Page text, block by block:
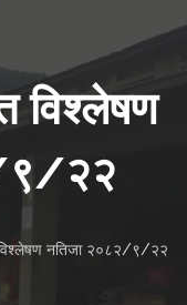
विश्लेषण
९/२२
नतिजा २०८२/९/२२